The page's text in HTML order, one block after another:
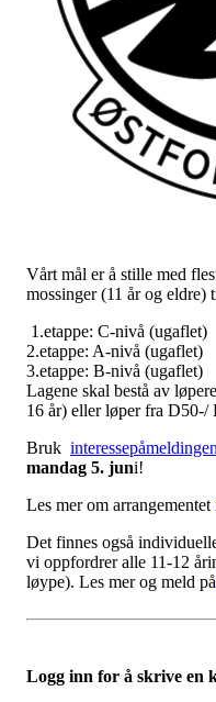
Vårt mål er å stille med
mossinger (11 år og eldre)
1.etappe: C-nivå (ugaflet)
2.etappe: A-nivå (ugaflet)
3.etappe: B-nivå (ugaflet)
Lagene skal bestå av
16 år) eller løper fra D50-/
Bruk
mandag 5. juni!
Les mer om arrangementet
Det finnes også
vi oppfordrer alle 11-12
løype). Les mer og meld på
Logg inn for å skrive en